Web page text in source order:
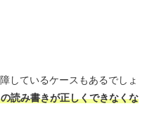
しているケースもあるでしょ
読み書きが正しくできなくな